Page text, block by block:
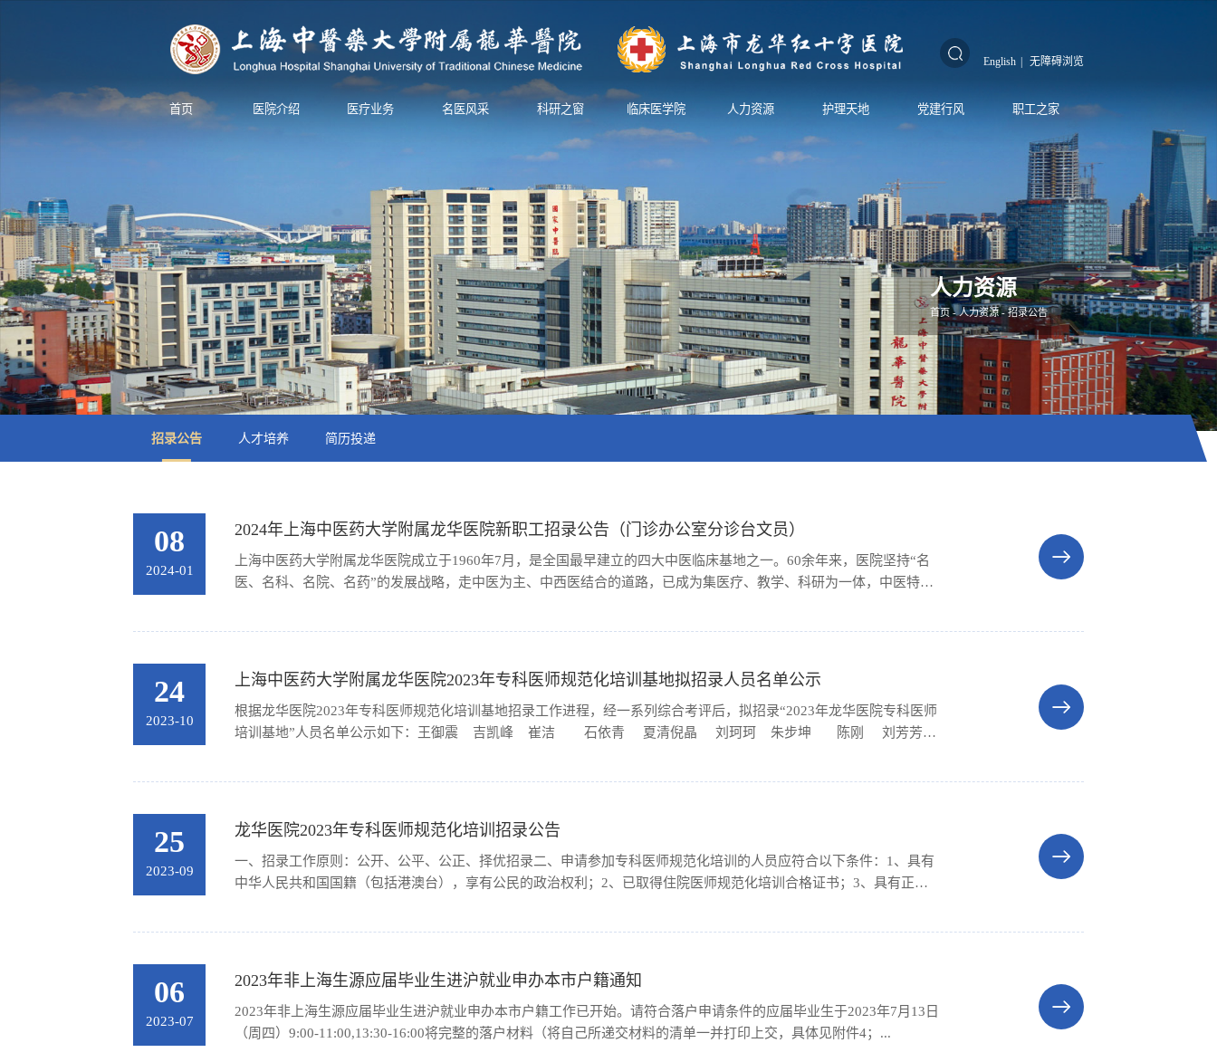
English | 无障碍浏览
首页 医院介绍 医疗业务 名医风采 科研之窗 临床医学院 人力资源 护理天地 党建行风 职工之家
人力资源
首页- 人力资源-招录公告
招录公告 人才培养 简历投递
08
2024-01
2024年上海中医药大学附属龙华医院新职工招录公告（门诊办公室分诊台文员）
上海中医药大学附属龙华医院成立于1960年7月，是全国最早建立的四大中医临床基地之一。60余年来，医院坚持“名
医、名科、名院、名药”的发展战略，走中医为主、中西医结合的道路，已成为集医疗、教学、科研为一体，中医特色
24
2023-10
上海中医药大学附属龙华医院2023年专科医师规范化培训基地拟招录人员名单公示
根据龙华医院2023年专科医师规范化培训基地招录工作进程，经一系列综合考评后，拟招录“2023年龙华医院专科医师
培训基地”人员名单公示如下：王御震 吉凯峰 崔洁 石依青 夏清倪晶 刘珂珂 朱步坤 陈刚 刘芳芳冯
25
2023-09
龙华医院2023年专科医师规范化培训招录公告
一、招录工作原则：公开、公平、公正、择优招录二、申请参加专科医师规范化培训的人员应符合以下条件：1、具有
中华人民共和国国籍（包括港澳台），享有公民的政治权利；2、已取得住院医师规范化培训合格证书；3、具有正常
06
2023-07
2023年非上海生源应届毕业生进沪就业申办本市户籍通知
2023年非上海生源应届毕业生进沪就业申办本市户籍工作已开始。请符合落户申请条件的应届毕业生于2023年7月13日
（周四）9:00-11:00,13:30-16:00将完整的落户材料（将自己所递交材料的清单一并打印上交，具体见附件4；...